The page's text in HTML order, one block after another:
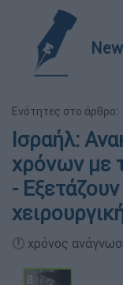
Ενότητες στο άρθρο:
Ισραήλ:
χρόνων με
- Εξετάζουν
🕛 χρόνος